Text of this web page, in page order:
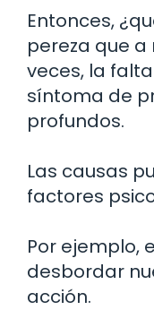
Entonces,
pereza que
veces, la
síntoma de
profundos.
Las causas
factores
Por ejemplo,
desbordar
acción.